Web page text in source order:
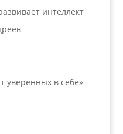
интеллект
уверенных в себе»